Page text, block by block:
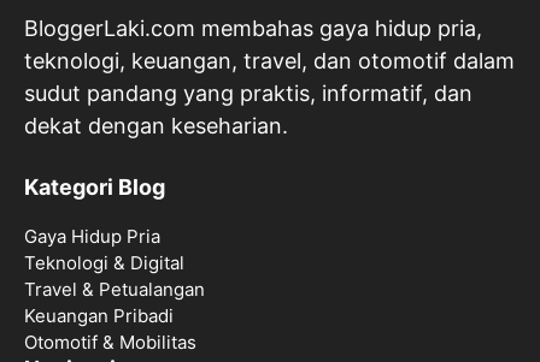
BloggerLaki.com membahas gaya hidup pria,
teknologi, keuangan, travel, dan otomotif dalam
sudut pandang yang praktis, informatif, dan
dekat dengan keseharian.
Kategori Blog
Gaya Hidup Pria
Teknologi & Digital
Travel & Petualangan
Keuangan Pribadi
Otomotif & Mobilitas